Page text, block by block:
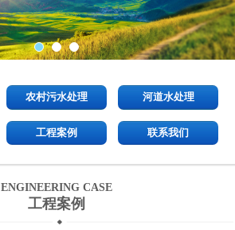
农村污水处理 河道水处理
工程案例 联系我们
ENGINEERING CASE
工程案例